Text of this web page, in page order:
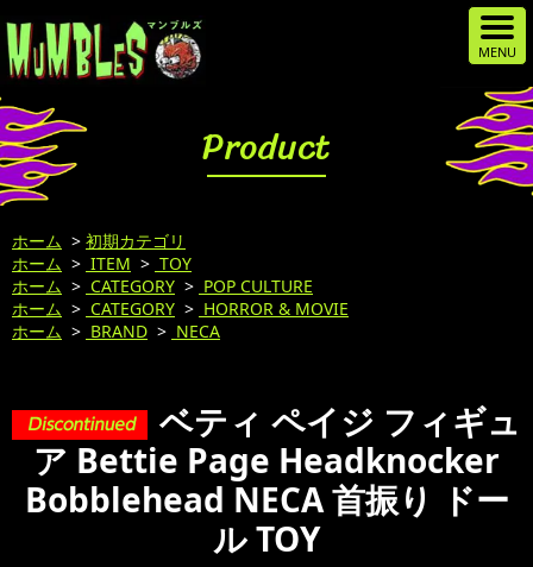
Product
ホーム > 初期カテゴリ
ホーム > ITEM > TOY
ホーム > CATEGORY > POP CULTURE
ホーム > CATEGORY > HORROR & MOVIE
ホーム > BRAND > NECA
ベティ ペイジ フィギュ
ア Bettie Page Headknocker
Bobblehead NECA 首振り ドー
ル TOY